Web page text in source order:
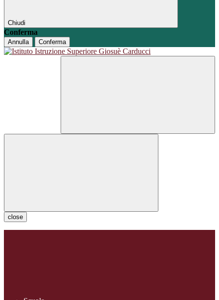
Chiudi
Conferma
Annulla Conferma
close